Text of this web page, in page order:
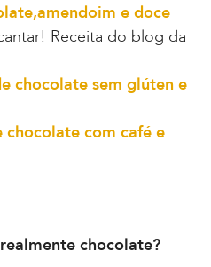
e doce
Receita do blog da
chocolate sem glúten e
com café e
chocolate?